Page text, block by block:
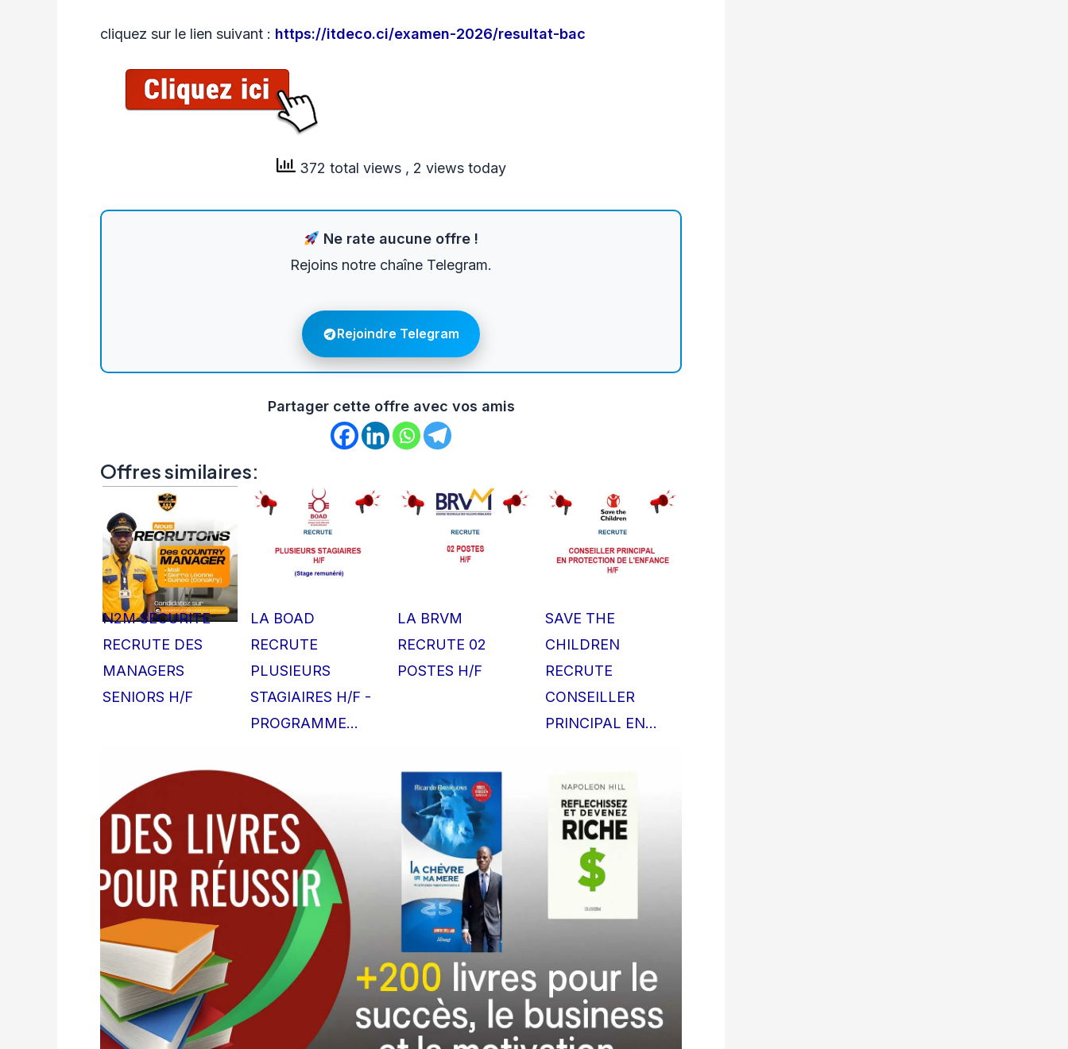
cliquez sur le lien suivant : https://itdeco.ci/examen-2026/resultat-bac
372 total views , 2 views today
Ne rate aucune offre !
Rejoins notre chaîne Telegram.
Rejoindre Telegram
Partager cette offre avec vos amis
Offres similaires:
N2M SECURITE
RECRUTE DES
MANAGERS
SENIORS H/F
LA BOAD
RECRUTE
PLUSIEURS
STAGIAIRES H/F -
PROGRAMME…
LA BRVM
RECRUTE 02
POSTES H/F
SAVE THE
CHILDREN
RECRUTE
CONSEILLER
PRINCIPAL EN…